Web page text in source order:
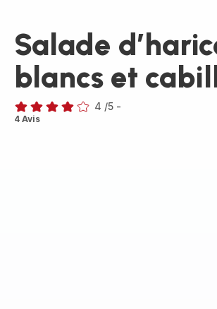
Salade
blancs et
Avis
4 /5 -
4 Avis